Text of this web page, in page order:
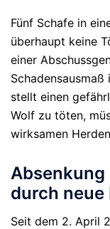
Fünf Schafe in
überhaupt keine
einer
Schadensausmaß
stellt einen
Wolf zu töten,
wirksamen
Absenkung
durch neue
Seit dem 2. April